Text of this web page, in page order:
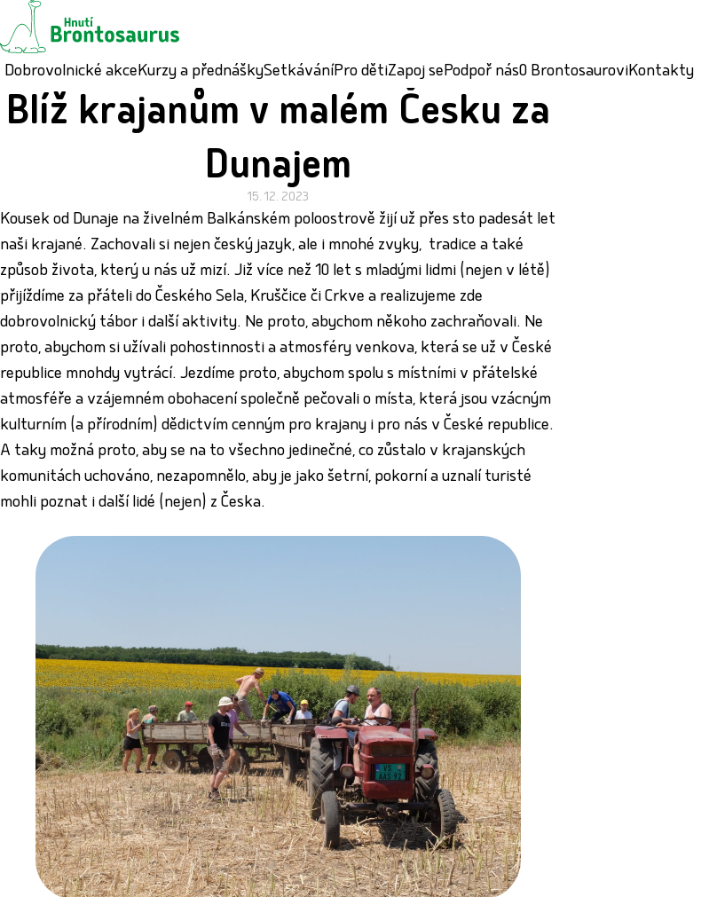
Dobrovolnické akceKurzy a přednáškySetkáváníPro dětiZapoj sePodpoř násO BrontosauroviKontakty
Blíž krajanům v malém Česku za
Dunajem
15. 12. 2023
Kousek od Dunaje na živelném Balkánském poloostrově žijí už přes sto padesát let
naši krajané. Zachovali si nejen český jazyk, ale i mnohé zvyky, tradice a také
způsob života, který u nás už mizí. Již více než 10 let s mladými lidmi (nejen v létě)
přijíždíme za přáteli do Českého Sela, Kruščice či Crkve a realizujeme zde
dobrovolnický tábor i další aktivity. Ne proto, abychom někoho zachraňovali. Ne
proto, abychom si užívali pohostinnosti a atmosféry venkova, která se už v České
republice mnohdy vytrácí. Jezdíme proto, abychom spolu s místními v přátelské
atmosféře a vzájemném obohacení společně pečovali o místa, která jsou vzácným
kulturním (a přírodním) dědictvím cenným pro krajany i pro nás v České republice.
A taky možná proto, aby se na to všechno jedinečné, co zůstalo v krajanských
komunitách uchováno, nezapomnělo, aby je jako šetrní, pokorní a uznalí turisté
mohli poznat i další lidé (nejen) z Česka.